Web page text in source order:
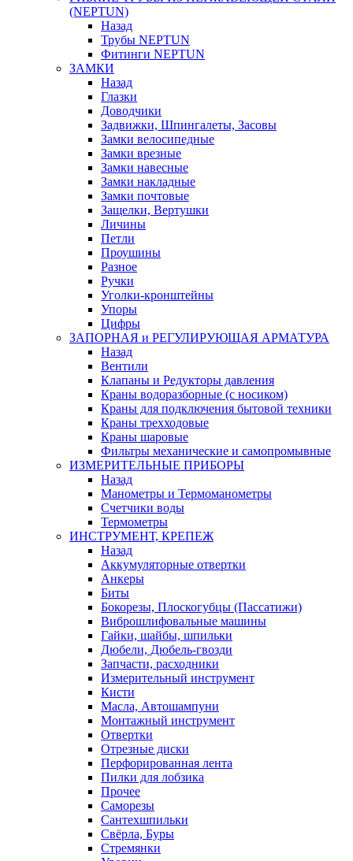
(NEPTUN)
Назад
Трубы NEPTUN
Фитинги NEPTUN
ЗАМКИ
Назад
Глазки
Доводчики
Задвижки, Шпингалеты, Засовы
Замки велосипедные
Замки врезные
Замки навесные
Замки накладные
Замки почтовые
Защелки, Вертушки
Личины
Петли
Проушины
Разное
Ручки
Уголки-кронштейны
Упоры
Цифры
ЗАПОРНАЯ и РЕГУЛИРУЮЩАЯ АРМАТУРА
Назад
Вентили
Клапаны и Редукторы давления
Краны водоразборные (с носиком)
Краны для подключения бытовой техники
Краны трехходовые
Краны шаровые
Фильтры механические и самопромывные
ИЗМЕРИТЕЛЬНЫЕ ПРИБОРЫ
Назад
Манометры и Термоманометры
Счетчики воды
Термометры
ИНСТРУМЕНТ, КРЕПЕЖ
Назад
Аккумуляторные отвертки
Анкеры
Биты
Бокорезы, Плоскогубцы (Пассатижи)
Виброшлифовальные машины
Гайки, шайбы, шпильки
Дюбели, Дюбель-гвозди
Запчасти, расходники
Измерительный инструмент
Кисти
Масла, Автошампуни
Монтажный инструмент
Отвертки
Отрезные диски
Перфорированная лента
Пилки для лобзика
Прочее
Саморезы
Сантехшпильки
Свёрла, Буры
Стремянки